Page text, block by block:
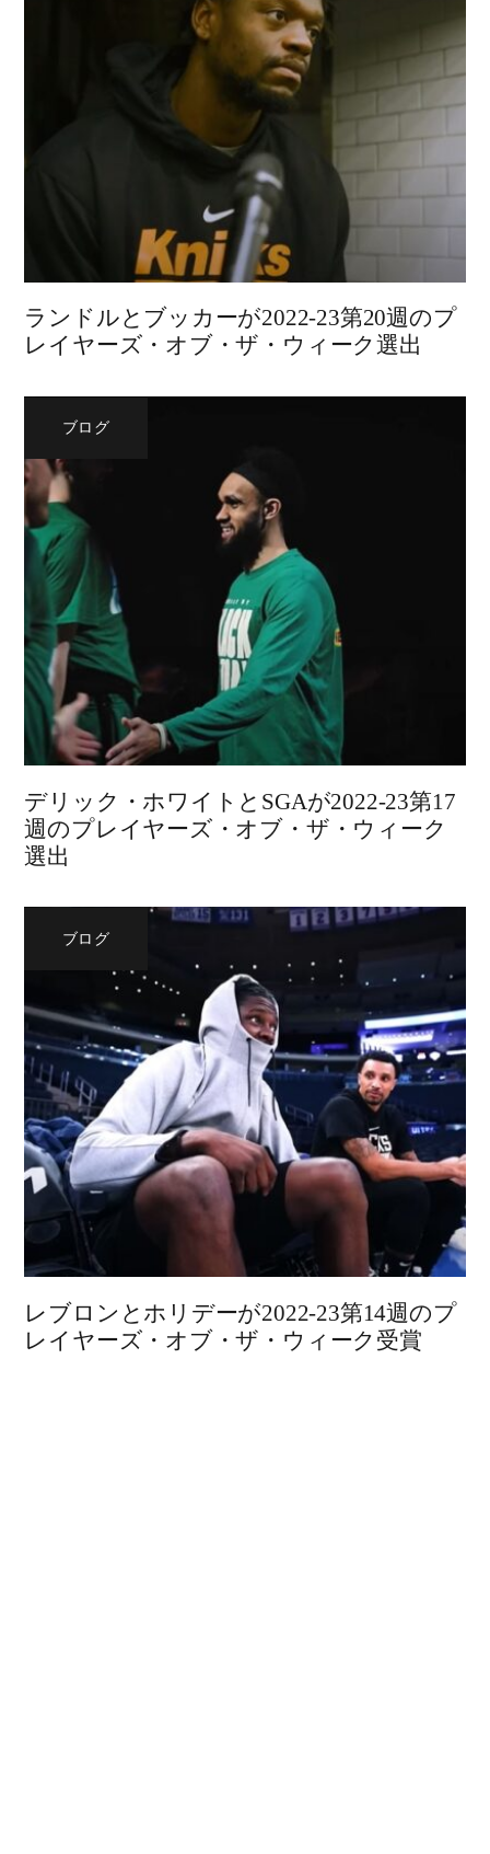
ランドルとブッカーが2022-23第20週のプ
レイヤーズ・オブ・ザ・ウィーク選出
ブログ
デリック・ホワイトとSGAが2022-23第17
週のプレイヤーズ・オブ・ザ・ウィーク
選出
ブログ
レブロンとホリデーが2022-23第14週のプ
レイヤーズ・オブ・ザ・ウィーク受賞